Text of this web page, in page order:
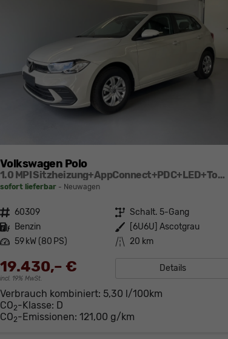
Volkswagen Polo
1.0 MPI Sitzheizung+AppConnect+PDC+LED+Touch+Lichtsensor+MultiLenkrad
sofort lieferbar Neuwagen
Fahrzeugnr. 60309 Getriebe Schalt. 5-Gang
Kraftstoff Benzin Außenfarbe
[6U6U] Ascotgrau
Leistung 59 kW (80 PS) Kilometerstand 20 km
19.430,– €
incl. 19% MwSt.
Details
Verbrauch kombiniert: 5,30 l/100km
CO2-Klasse: D
CO2-Emissionen: 121,00 g/km